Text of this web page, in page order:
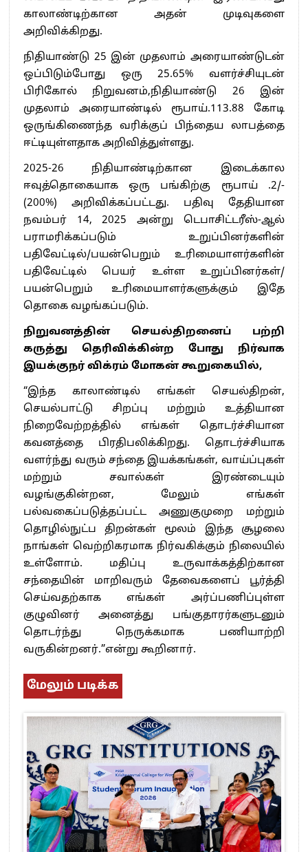
காலாண்டிற்கான அதன் முடிவுகளை
அறிவிக்கிறது.
நிதியாண்டு 25 இன் முதலாம் அரையாண்டுடன்
ஒப்பிடும்போது ஒரு 25.65% வளர்ச்சியுடன்
பிரிகோல் நிறுவனம்,நிதியாண்டு 26 இன்
முதலாம் அரையாண்டில் ரூபாய்.113.88 கோடி
ஒருங்கிணைந்த வரிக்குப் பிந்தைய லாபத்தை
ஈட்டியுள்ளதாக அறிவித்துள்ளது.
2025-26 நிதியாண்டிற்கான இடைக்கால
ஈவுத்தொகையாக ஒரு பங்கிற்கு ரூபாய் .2/-
(200%) அறிவிக்கப்பட்டது. பதிவு தேதியான
நவம்பர் 14, 2025 அன்று டெபாசிட்டரீஸ்-ஆல்
பராமரிக்கப்படும் உறுப்பினர்களின்
பதிவேட்டில்/பயன்பெறும் உரிமையாளர்களின்
பதிவேட்டில் பெயர் உள்ள உறுப்பினர்கள்/
பயன்பெறும் உரிமையாளர்களுக்கும் இதே
தொகை வழங்கப்படும்.
நிறுவனத்தின் செயல்திறனைப் பற்றி
கருத்து தெரிவிக்கின்ற போது நிர்வாக
இயக்குநர் விக்ரம் மோகன் கூறுகையில்,
“இந்த காலாண்டில் எங்கள் செயல்திறன்,
செயல்பாட்டு சிறப்பு மற்றும் உத்தியான
நிறைவேற்றத்தில் எங்கள் தொடர்ச்சியான
கவனத்தை பிரதிபலிக்கிறது. தொடர்ச்சியாக
வளர்ந்து வரும் சந்தை இயக்கங்கள், வாய்ப்புகள்
மற்றும் சவால்கள் இரண்டையும்
வழங்குகின்றன, மேலும் எங்கள்
பல்வகைப்படுத்தப்பட்ட அணுகுமுறை மற்றும்
தொழில்நுட்ப திறன்கள் மூலம் இந்த சூழலை
நாங்கள் வெற்றிகரமாக நிர்வகிக்கும் நிலையில்
உள்ளோம். மதிப்பு உருவாக்கத்திற்கான
சந்தையின் மாறிவரும் தேவைகளைப் பூர்த்தி
செய்வதற்காக எங்கள் அர்ப்பணிப்புள்ள
குழுவினர் அனைத்து பங்குதாரர்களுடனும்
தொடர்ந்து நெருக்கமாக பணியாற்றி
வருகின்றனர்.”என்று கூறினார்.
மேலும் படிக்க